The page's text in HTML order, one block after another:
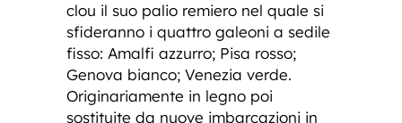
clou il suo palio remiero nel quale si
sfideranno i quattro galeoni a sedile
fisso: Amalfi azzurro; Pisa rosso;
Genova bianco; Venezia verde.
Originariamente in legno poi
sostituite da nuove imbarcazioni in